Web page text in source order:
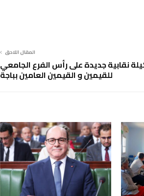
المقال اللاحق
نقابية جديدة على رأس الفرع الجامعي
للقيمين و القيمين العامين بباجة